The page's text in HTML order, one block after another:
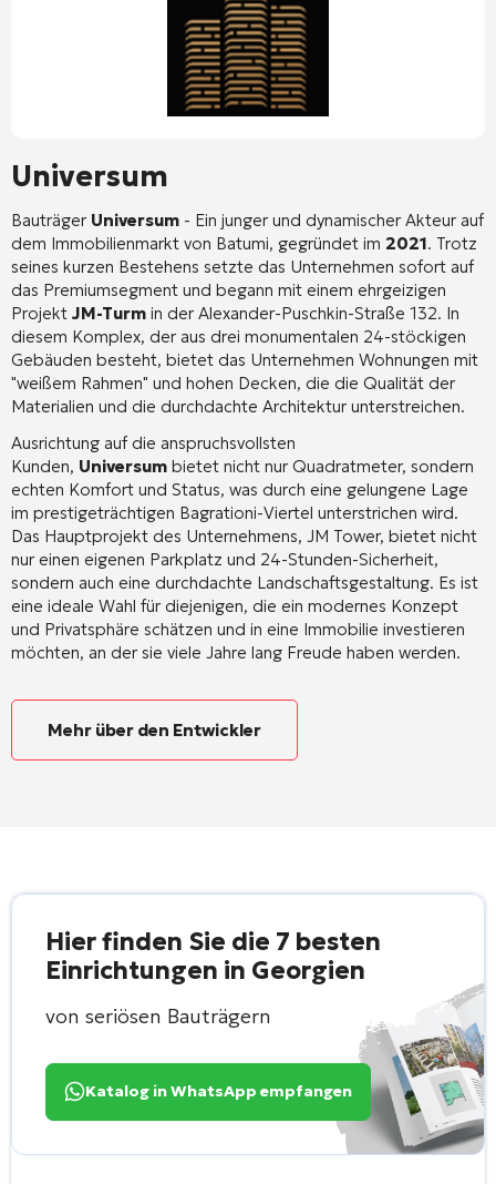
Universum
Bauträger Universum - Ein junger und dynamischer Akteur auf
dem Immobilienmarkt von Batumi, gegründet im 2021. Trotz
seines kurzen Bestehens setzte das Unternehmen sofort auf
das Premiumsegment und begann mit einem ehrgeizigen
Projekt JM-Turm in der Alexander-Puschkin-Straße 132. In
diesem Komplex, der aus drei monumentalen 24-stöckigen
Gebäuden besteht, bietet das Unternehmen Wohnungen mit
"weißem Rahmen" und hohen Decken, die die Qualität der
Materialien und die durchdachte Architektur unterstreichen.
Ausrichtung auf die anspruchsvollsten
Kunden, Universum bietet nicht nur Quadratmeter, sondern
echten Komfort und Status, was durch eine gelungene Lage
im prestigeträchtigen Bagrationi-Viertel unterstrichen wird.
Das Hauptprojekt des Unternehmens, JM Tower, bietet nicht
nur einen eigenen Parkplatz und 24-Stunden-Sicherheit,
sondern auch eine durchdachte Landschaftsgestaltung. Es ist
eine ideale Wahl für diejenigen, die ein modernes Konzept
und Privatsphäre schätzen und in eine Immobilie investieren
möchten, an der sie viele Jahre lang Freude haben werden.
Mehr über den Entwickler
Hier finden Sie die 7 besten
Einrichtungen in Georgien
von seriösen Bauträgern
Katalog in WhatsApp empfangen